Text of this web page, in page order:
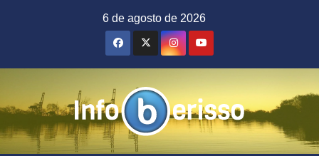
6 de agosto de 2026